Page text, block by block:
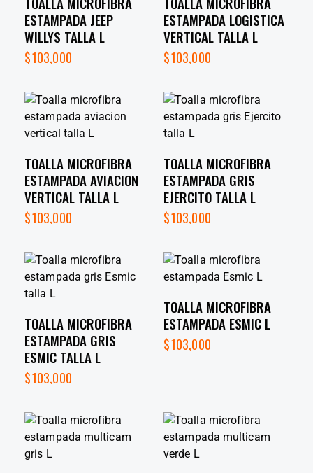
ESTAMPADA JEEP
WILLYS TALLA L
$103,000
ESTAMPADA LOGISTICA
VERTICAL TALLA L
$103,000
TOALLA MICROFIBRA
ESTAMPADA AVIACION
VERTICAL TALLA L
$103,000
TOALLA MICROFIBRA
ESTAMPADA GRIS
EJERCITO TALLA L
$103,000
TOALLA MICROFIBRA
ESTAMPADA GRIS
ESMIC TALLA L
$103,000
TOALLA MICROFIBRA
ESTAMPADA ESMIC L
$103,000